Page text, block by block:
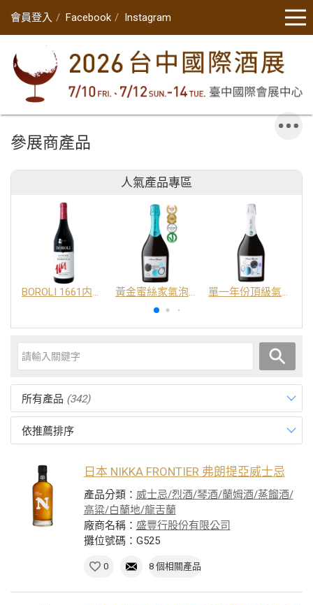
會員登入 Facebook Instagram
參展商產品
人氣產品專區
BOROLI 1661内比奧羅紅酒 DOC 黃金蜜絲家氣泡酒 DOC 單一年份頂級氣泡酒 DOC
所有產品 (342)
依推薦排序
日本 NIKKA FRONTIER 弗朗提亞威士忌
產品分類： 威士忌/烈酒/琴酒/蘭姆酒/蒸餾酒/
高粱/白蘭地/龍舌蘭
廠商名稱： 盛豐行股份有限公司
攤位號碼：G525
0 8 個相關產品